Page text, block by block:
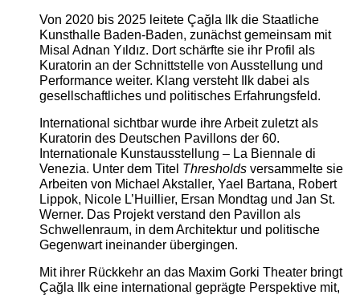
Von 2020 bis 2025 leitete Çağla Ilk die Staatliche
Kunsthalle Baden-Baden, zunächst gemeinsam mit
Misal Adnan Yıldız. Dort schärfte sie ihr Profil als
Kuratorin an der Schnittstelle von Ausstellung und
Performance weiter. Klang versteht Ilk dabei als
gesellschaftliches und politisches Erfahrungsfeld.
International sichtbar wurde ihre Arbeit zuletzt als
Kuratorin des Deutschen Pavillons der 60.
Internationale Kunstausstellung – La Biennale di
Venezia. Unter dem Titel Thresholdsversammelte sie
Arbeiten von Michael Akstaller, Yael Bartana, Robert
Lippok, Nicole L’Huillier, Ersan Mondtag und Jan St.
Werner. Das Projekt verstand den Pavillon als
Schwellenraum, in dem Architektur und politische
Gegenwart ineinander übergingen.
Mit ihrer Rückkehr an das Maxim Gorki Theater bringt
Çağla Ilk eine international geprägte Perspektive mit,